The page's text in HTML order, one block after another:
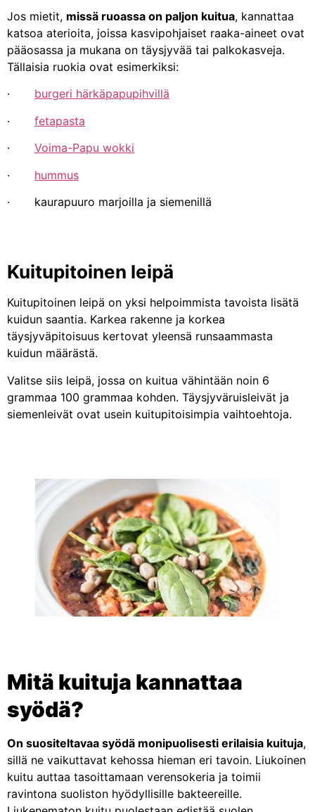
Jos mietit, missä ruoassa on paljon kuitua, kannattaa
katsoa aterioita, joissa kasvipohjaiset raaka-aineet ovat
pääosassa ja mukana on täysjyvää tai palkokasveja.
Tällaisia ruokia ovat esimerkiksi:
· burgeri härkäpapupihvillä
· fetapasta
· Voima-Papu wokki
· hummus
· kaurapuuro marjoilla ja siemenillä
Kuitupitoinen leipä
Kuitupitoinen leipä on yksi helpoimmista tavoista lisätä
kuidun saantia. Karkea rakenne ja korkea
täysjyväpitoisuus kertovat yleensä runsaammasta
kuidun määrästä.
Valitse siis leipä, jossa on kuitua vähintään noin 6
grammaa 100 grammaa kohden. Täysjyväruisleivät ja
siemenleivät ovat usein kuitupitoisimpia vaihtoehtoja.
Mitä kuituja kannattaa
syödä?
On suositeltavaa syödä monipuolisesti erilaisia kuituja,
sillä ne vaikuttavat kehossa hieman eri tavoin. Liukoinen
kuitu auttaa tasoittamaan verensokeria ja toimii
ravintona suoliston hyödyllisille bakteereille.